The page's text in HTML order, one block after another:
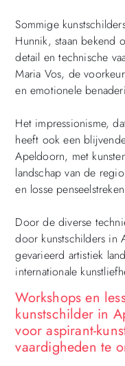
Sommige
Hunnik, staan bekend
detail en technische
Maria Vos, de
en emotionele
Het impressionisme,
heeft ook een
Apeldoorn, met
landschap van de
en losse
Door de diverse
door kunstschilders in
gevarieerd artistiek
internationale
Workshops en
kunstschilder in
voor aspirant-
vaardigheden te